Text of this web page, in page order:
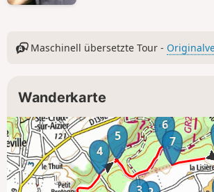
Maschinell übersetzte Tour -
Wanderkarte
4
5
6
7